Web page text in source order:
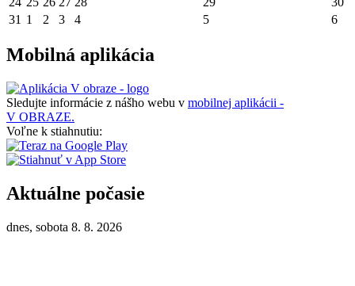
31 1 2 3 4 5 6
Mobilná aplikácia
Sledujte informácie z nášho webu v mobilnej aplikácii -
V OBRAZE.
Voľne k stiahnutiu:
Aktuálne počasie
dnes, sobota 8. 8. 2026